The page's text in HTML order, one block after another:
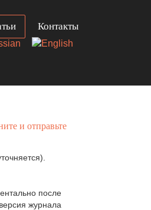
Контакты
и отправьте
после
журнала